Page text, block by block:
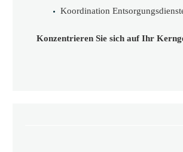
Koordination
Konzentrieren Sie sich auf Ihr